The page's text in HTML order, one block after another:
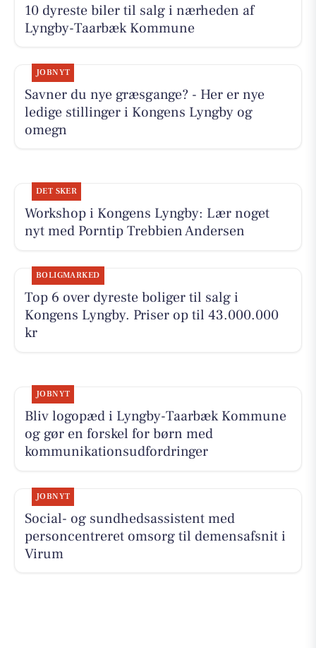
10 dyreste biler til salg i nærheden af
Lyngby-Taarbæk Kommune
JOBNYT
Savner du nye græsgange? - Her er nye
ledige stillinger i Kongens Lyngby og
omegn
DET SKER
Workshop i Kongens Lyngby: Lær noget
nyt med Porntip Trebbien Andersen
BOLIGMARKED
Top 6 over dyreste boliger til salg i
Kongens Lyngby. Priser op til 43.000.000
kr
JOBNYT
Bliv logopæd i Lyngby-Taarbæk Kommune
og gør en forskel for børn med
kommunikationsudfordringer
JOBNYT
Social- og sundhedsassistent med
personcentreret omsorg til demensafsnit i
Virum